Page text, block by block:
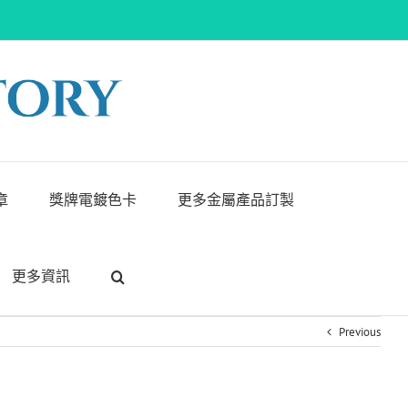
獎牌電鍍色卡 更多金屬產品訂製
更多資訊
Previous